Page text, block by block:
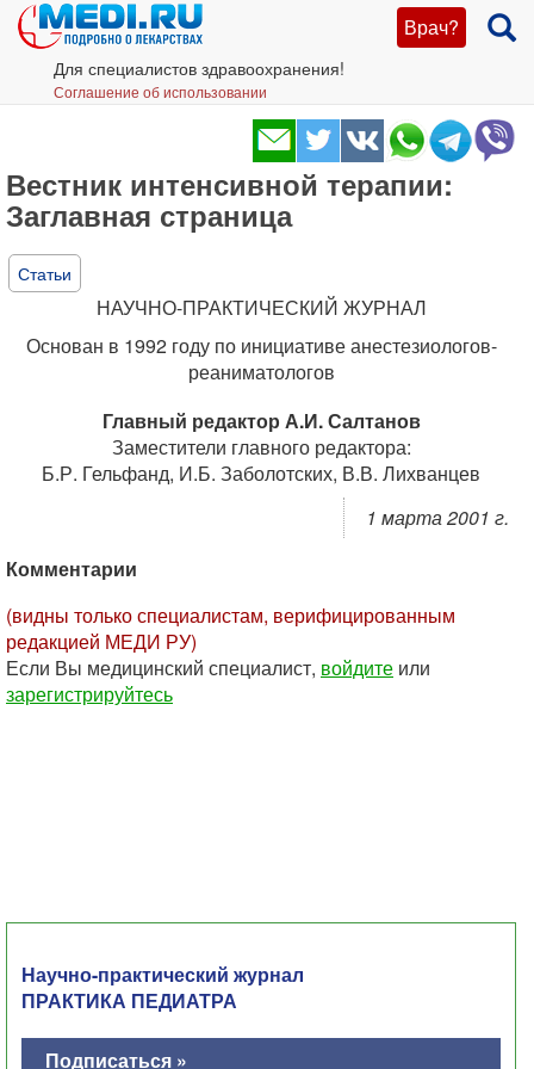
Врач?
Для специалистов здравоохранения!
Соглашение об использовании
Вестник интенсивной терапии:
Заглавная страница
Статьи
НАУЧНО-ПРАКТИЧЕСКИЙ ЖУРНАЛ
Основан в 1992 году по инициативе анестезиологов-
реаниматологов
Главный редактор А.И. Салтанов
Заместители главного редактора:
Б.Р. Гельфанд, И.Б. Заболотских, В.В. Лихванцев
1 марта 2001 г.
Комментарии
(видны только специалистам, верифицированным
редакцией МЕДИ РУ)
Если Вы медицинский специалист, войдите или
зарегистрируйтесь
Научно-практический журнал
ПРАКТИКА ПЕДИАТРА
Подписаться »